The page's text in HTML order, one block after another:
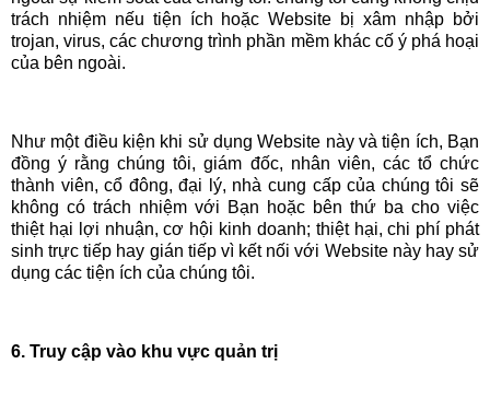
trách nhiệm nếu tiện ích hoặc Website bị xâm nhập bởi
trojan, virus, các chương trình phần mềm khác cố ý phá hoại
của bên ngoài.
Như một điều kiện khi sử dụng Website này và tiện ích, Bạn
đồng ý rằng chúng tôi, giám đốc, nhân viên, các tổ chức
thành viên, cổ đông, đại lý, nhà cung cấp của chúng tôi sẽ
không có trách nhiệm với Bạn hoặc bên thứ ba cho việc
thiệt hại lợi nhuận, cơ hội kinh doanh; thiệt hại, chi phí phát
sinh trực tiếp hay gián tiếp vì kết nối với Website này hay sử
dụng các tiện ích của chúng tôi.
6. Truy cập vào khu vực quản trị